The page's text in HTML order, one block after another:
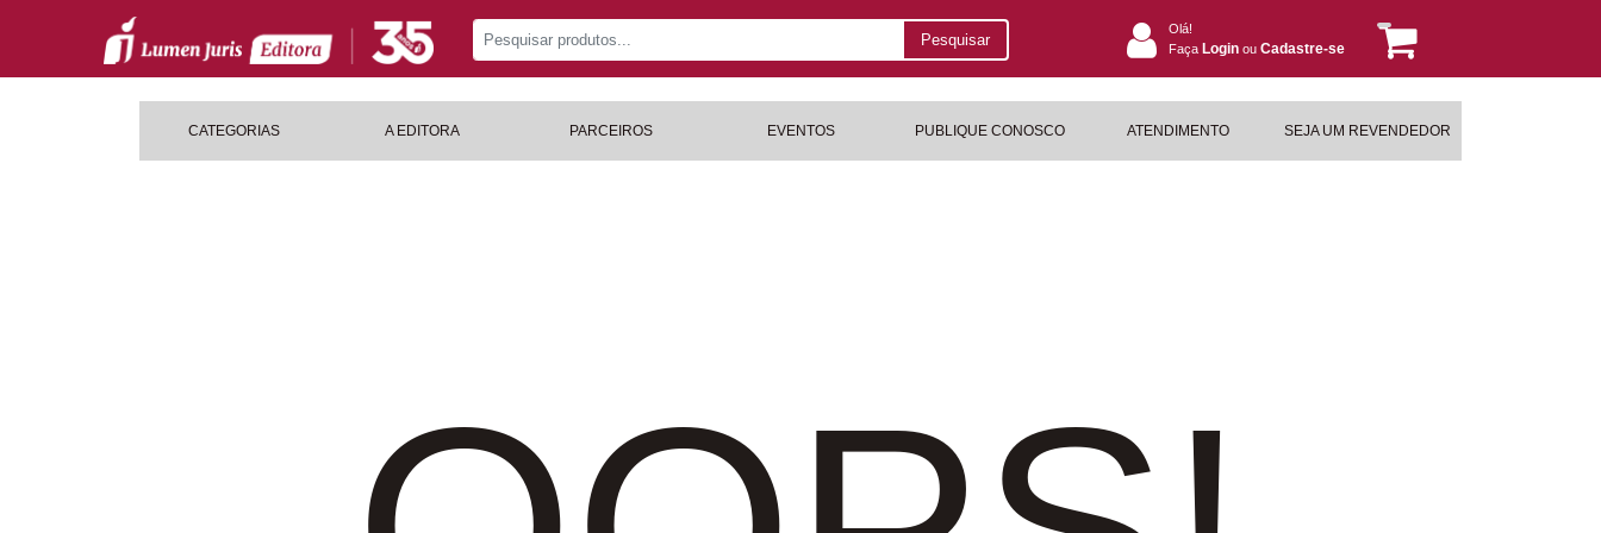
Pesquisar
Olá!
Faça Login ou Cadastre-se
CATEGORIAS A EDITORA PARCEIROS EVENTOS PUBLIQUE CONOSCO ATENDIMENTO SEJA UM REVENDEDOR